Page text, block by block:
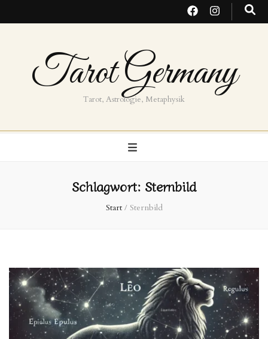
Tarot Germany
Tarot, Astrologie, Metaphysik
Schlagwort: Sternbild
Start / Sternbild